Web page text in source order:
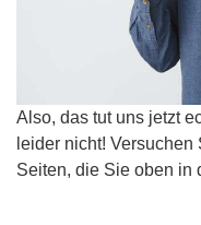
Also, das tut uns jetzt
leider nicht!
Seiten, die Sie oben in